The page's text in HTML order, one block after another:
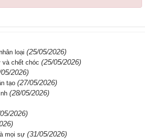
loại (25/05/2026)
và chết chóc (25/05/2026)
2026)
tạo (27/05/2026)
(28/05/2026)
2026)
mọi sự (31/05/2026)